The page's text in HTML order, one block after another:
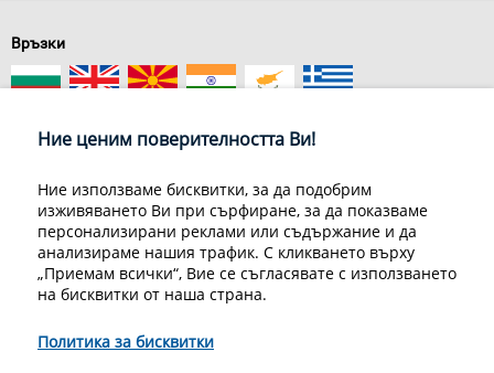
Връзки
За нас
Условия за доставка
Конфиденциалност на информацията
Общи условия
Декларация за личните данни
Често задавани въпроси
070070220
Ние ценим поверителността Ви!
Ние използваме бисквитки, за да подобрим
изживяването Ви при сърфиране, за да показваме
персонализирани реклами или съдържание и да
анализираме нашия трафик. С кликването върху
„Приемам всички“, Вие се съгласявате с използването
на бисквитки от наша страна.
Политика за бисквитки